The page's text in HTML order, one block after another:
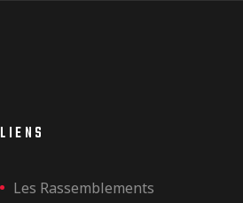
LIENS
Les Rassemblements